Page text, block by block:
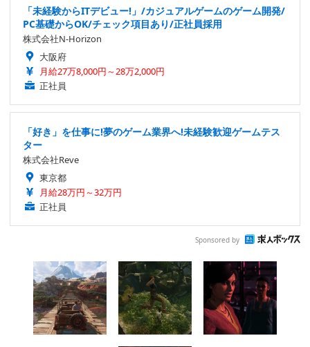
「未経験からITデビュー!」/カジュアルゲームのゲーム開発/
PC基礎からOK/チェック項目あり/正社員採用
株式会社N-Horizon
大阪府
月給27万8,000円～28万2,000円
正社員
「好き」を仕事に!夢のゲーム業界へ!未経験歓迎ゲームテス
ター
株式会社Reve
東京都
月給28万円～32万円
正社員
Sponsored by